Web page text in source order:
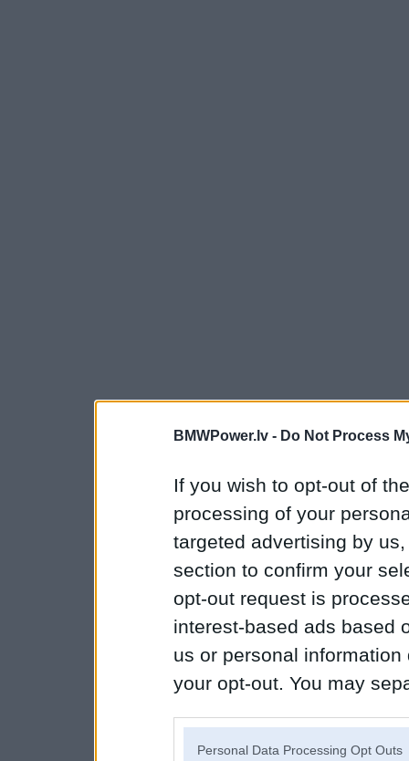
BMWPower.lv - Do Not Process
If you wish to opt-out of
processing of your
targeted advertising by
section to confirm your
opt-out request is
interest-based ads based
us or personal
your opt-out. You may
Personal Data Processing Opt Outs